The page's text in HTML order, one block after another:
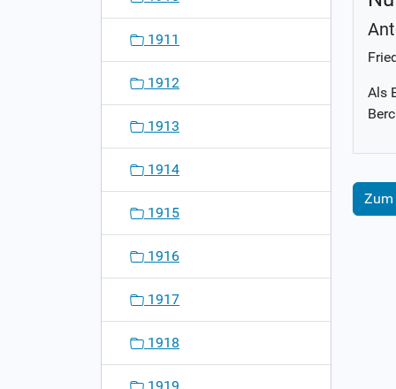
Als
Zum
1911
1912
1913
1914
1915
1916
1917
1918